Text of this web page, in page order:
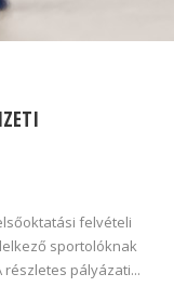
felvételi
sportolóknak
pályázati...